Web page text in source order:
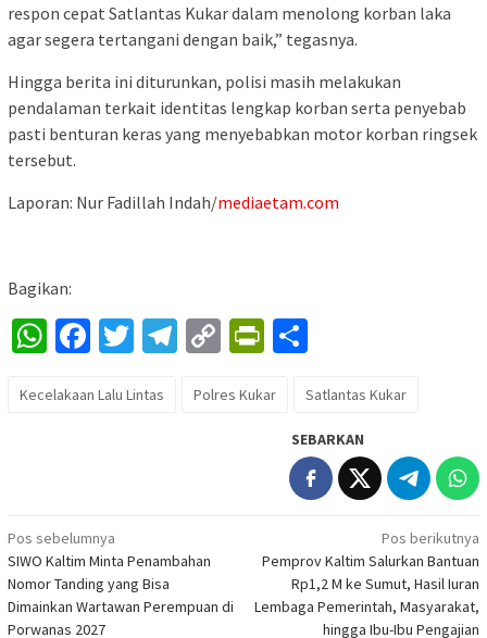
respon cepat Satlantas Kukar dalam menolong korban laka
agar segera tertangani dengan baik,” tegasnya.
Hingga berita ini diturunkan, polisi masih melakukan
pendalaman terkait identitas lengkap korban serta penyebab
pasti benturan keras yang menyebabkan motor korban ringsek
tersebut.
Laporan: Nur Fadillah Indah/mediaetam.com
Bagikan:
WhatsApp
Facebook
Twitter
Telegram
CopyPrintFriendly
Kecelakaan Lalu Lintas Polres Kukar Satlantas Kukar
SEBARKAN
Navigasi
pos
Pos sebelumnya
SIWO Kaltim Minta Penambahan
Nomor Tanding yang Bisa
Dimainkan Wartawan Perempuan di
Porwanas 2027
Pos berikutnya
Pemprov Kaltim Salurkan Bantuan
Rp1,2 M ke Sumut, Hasil Iuran
Lembaga Pemerintah, Masyarakat,
hingga Ibu-Ibu Pengajian